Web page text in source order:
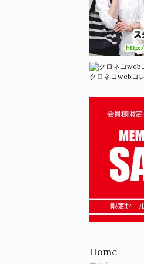
クロネコwebコ
Home